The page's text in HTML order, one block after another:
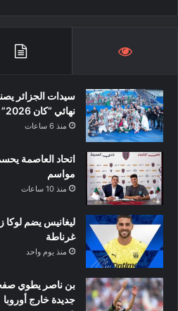
سيدات الجزائر
نهائي “كان 2026” ومونديال 2027
منذ 6 ساعات
اتحاد العاصمة
مواسم
منذ 10 ساعات
ليغانيس يضم لوكا
غرناطة
منذ يوم واحد
بن ناصر يطوي
جديدة خارج أوروبا